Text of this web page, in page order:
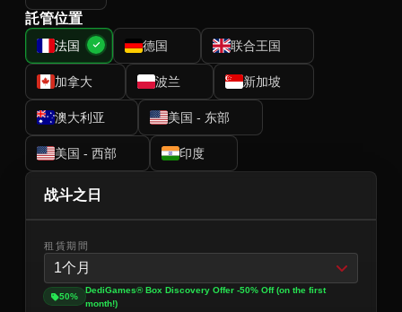
託管位置
法国 德国 联合王国
加拿大 波兰 新加坡
澳大利亚 美国 - 东部
美国 - 西部 印度
战斗之日
租賃期間
1个月
50%
DediGames® Box Discovery Offer -50% Off (on the first
month!)